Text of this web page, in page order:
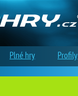
Plné hry Profily